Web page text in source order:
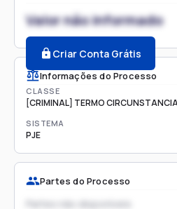
Valor não informado
Criar Conta Grátis
Informações do Processo
CLASSE
[CRIMINAL] TERMO
SISTEMA
PJE
Partes do Processo
Partes não disponíveis